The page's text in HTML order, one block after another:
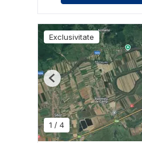
Exclusivitate
1 / 4
Previous